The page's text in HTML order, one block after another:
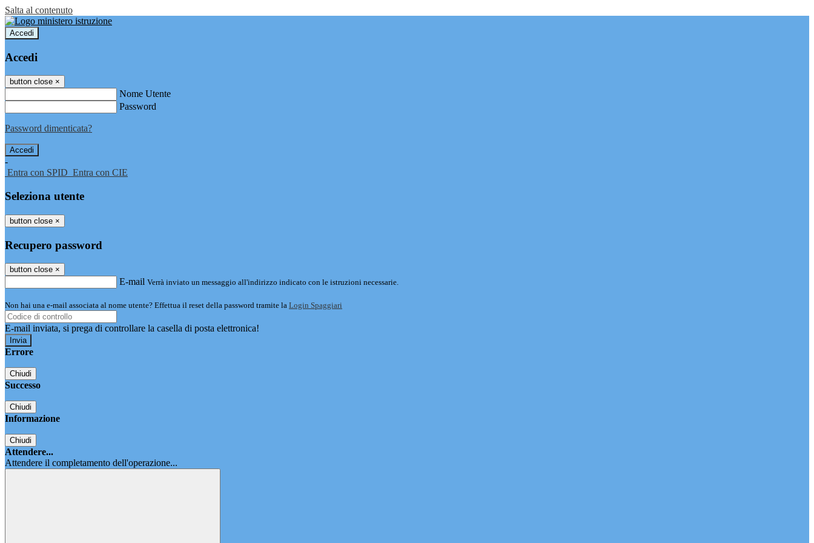
Salta al contenuto
Accedi
Accedi
button close ×
Nome Utente
Password
Password dimenticata?
-
Entra con SPID Entra con CIE
Seleziona utente
button close ×
Recupero password
button close ×
E-mail Verrà inviato un messaggio all'indirizzo indicato con le istruzioni necessarie.
Non hai una e-mail associata al nome utente? Effettua il reset della password tramite la Login Spaggiari
E-mail inviata, si prega di controllare la casella di posta elettronica!
Errore
Chiudi
Successo
Chiudi
Informazione
Chiudi
Attendere...
Attendere il completamento dell'operazione...